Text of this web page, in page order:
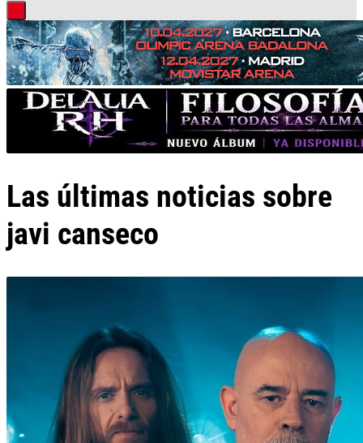
Las últimas noticias sobre
javi canseco